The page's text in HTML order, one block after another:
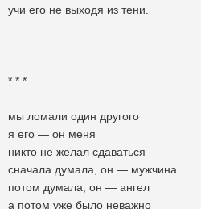
учи его не выходя из тени.
* * *
мы ломали один другого
я его — он меня
никто не желал сдаваться
сначала думала, он — мужчина
потом думала, он — ангел
а потом уже было неважно